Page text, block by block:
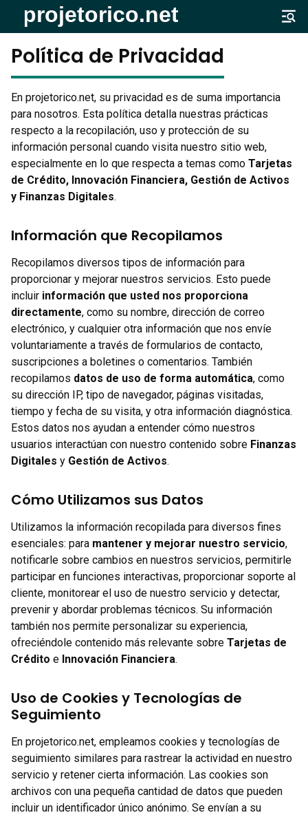
Política de Privacidad
En projetorico.net, su privacidad es de suma importancia
para nosotros. Esta política detalla nuestras prácticas
respecto a la recopilación, uso y protección de su
información personal cuando visita nuestro sitio web,
especialmente en lo que respecta a temas como Tarjetas
de Crédito, Innovación Financiera, Gestión de Activos
y Finanzas Digitales.
Información que Recopilamos
Recopilamos diversos tipos de información para
proporcionar y mejorar nuestros servicios. Esto puede
incluir información que usted nos proporciona
directamente, como su nombre, dirección de correo
electrónico, y cualquier otra información que nos envíe
voluntariamente a través de formularios de contacto,
suscripciones a boletines o comentarios. También
recopilamos datos de uso de forma automática, como
su dirección IP, tipo de navegador, páginas visitadas,
tiempo y fecha de su visita, y otra información diagnóstica.
Estos datos nos ayudan a entender cómo nuestros
usuarios interactúan con nuestro contenido sobre Finanzas
Digitales y Gestión de Activos.
Cómo Utilizamos sus Datos
Utilizamos la información recopilada para diversos fines
esenciales: para mantener y mejorar nuestro servicio,
notificarle sobre cambios en nuestros servicios, permitirle
participar en funciones interactivas, proporcionar soporte al
cliente, monitorear el uso de nuestro servicio y detectar,
prevenir y abordar problemas técnicos. Su información
también nos permite personalizar su experiencia,
ofreciéndole contenido más relevante sobre Tarjetas de
Crédito e Innovación Financiera.
Uso de Cookies y Tecnologías de
Seguimiento
En projetorico.net, empleamos cookies y tecnologías de
seguimiento similares para rastrear la actividad en nuestro
servicio y retener cierta información. Las cookies son
archivos con una pequeña cantidad de datos que pueden
incluir un identificador único anónimo. Se envían a su